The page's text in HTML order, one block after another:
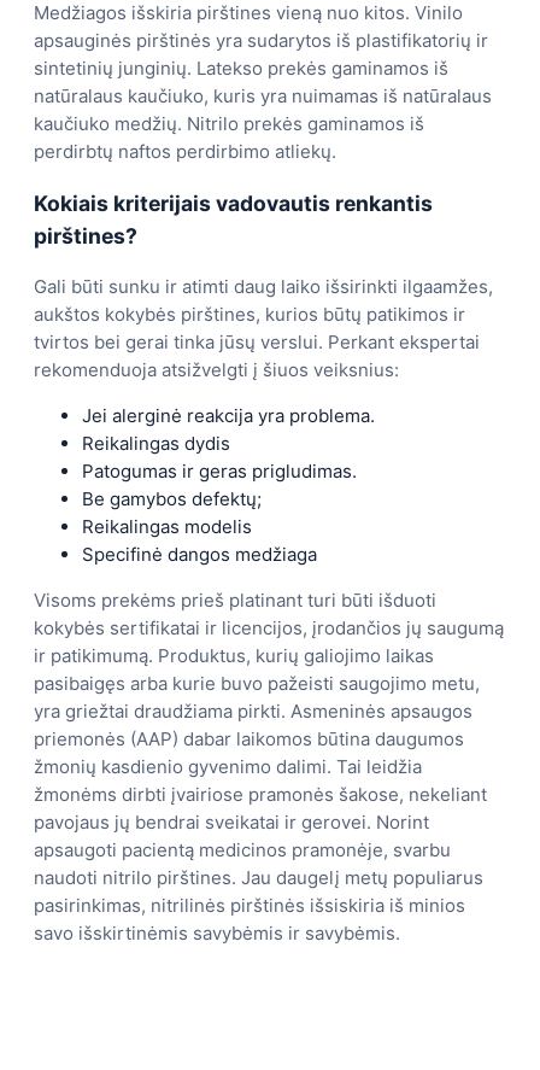
Medžiagos išskiria pirštines vieną nuo kitos. Vinilo
apsauginės pirštinės yra sudarytos iš plastifikatorių ir
sintetinių junginių. Latekso prekės gaminamos iš
natūralaus kaučiuko, kuris yra nuimamas iš natūralaus
kaučiuko medžių. Nitrilo prekės gaminamos iš
perdirbtų naftos perdirbimo atliekų.
Kokiais kriterijais vadovautis renkantis
pirštines?
Gali būti sunku ir atimti daug laiko išsirinkti ilgaamžes,
aukštos kokybės pirštines, kurios būtų patikimos ir
tvirtos bei gerai tinka jūsų verslui. Perkant ekspertai
rekomenduoja atsižvelgti į šiuos veiksnius:
Jei alerginė reakcija yra problema.
Reikalingas dydis
Patogumas ir geras prigludimas.
Be gamybos defektų;
Reikalingas modelis
Specifinė dangos medžiaga
Visoms prekėms prieš platinant turi būti išduoti
kokybės sertifikatai ir licencijos, įrodančios jų saugumą
ir patikimumą. Produktus, kurių galiojimo laikas
pasibaigęs arba kurie buvo pažeisti saugojimo metu,
yra griežtai draudžiama pirkti. Asmeninės apsaugos
priemonės (AAP) dabar laikomos būtina daugumos
žmonių kasdienio gyvenimo dalimi. Tai leidžia
žmonėms dirbti įvairiose pramonės šakose, nekeliant
pavojaus jų bendrai sveikatai ir gerovei. Norint
apsaugoti pacientą medicinos pramonėje, svarbu
naudoti nitrilo pirštines. Jau daugelį metų populiarus
pasirinkimas, nitrilinės pirštinės išsiskiria iš minios
savo išskirtinėmis savybėmis ir savybėmis.